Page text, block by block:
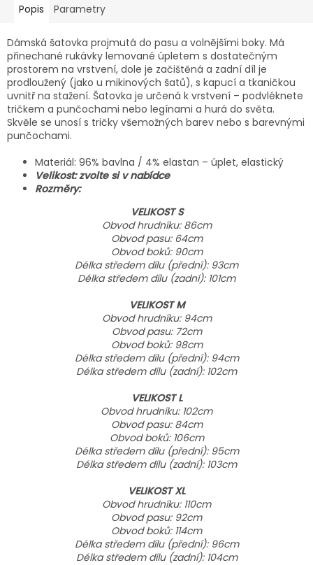
Popis Parametry
Dámská šatovka projmutá do pasu a volnějšími boky. Má
přinechané rukávky lemované úpletem s dostatečným
prostorem na vrstvení, dole je začištěná a zadní díl je
prodloužený (jako u mikinových šatů), s kapucí a tkaničkou
uvnitř na stažení. Šatovka je určená k vrstvení – podvléknete
tričkem a punčochami nebo legínami a hurá do světa.
Skvěle se unosí s tričky všemožných barev nebo s barevnými
punčochami.
Materiál: 96% bavlna / 4% elastan – úplet, elastický
Velikost: zvolte si v nabídce
Rozměry:
VELIKOST S
Obvod hrudníku: 86cm
Obvod pasu: 64cm
Obvod boků: 90cm
Délka středem dílu (přední): 93cm
Délka středem dílu (zadní): 101cm
VELIKOST M
Obvod hrudníku: 94cm
Obvod pasu: 72cm
Obvod boků: 98cm
Délka středem dílu (přední): 94cm
Délka středem dílu (zadní): 102cm
VELIKOST L
Obvod hrudníku: 102cm
Obvod pasu: 84cm
Obvod boků: 106cm
Délka středem dílu (přední): 95cm
Délka středem dílu (zadní): 103cm
VELIKOST XL
Obvod hrudníku: 110cm
Obvod pasu: 92cm
Obvod boků: 114cm
Délka středem dílu (přední): 96cm
Délka středem dílu (zadní): 104cm